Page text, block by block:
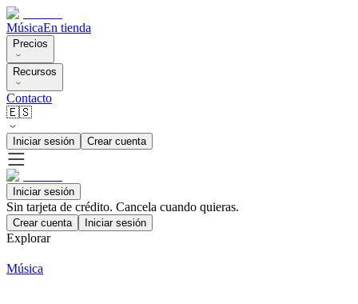
MúsicaEn tienda
Precios
Recursos
Contacto
🇪🇸
Iniciar sesión Crear cuenta
Iniciar sesión
Sin tarjeta de crédito. Cancela cuando quieras.
Crear cuenta Iniciar sesión
Explorar
Música